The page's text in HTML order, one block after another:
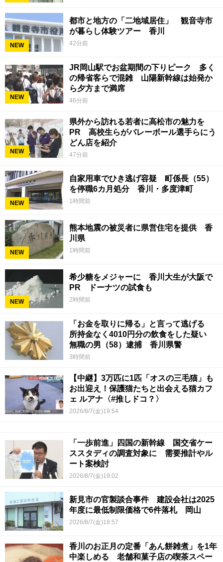
NEW
都市と地方の「二地域居住」 観音寺市
が暮らし体験ツアー 香川
42分前
NEW
JR岡山駅でお盆期間の下りピーク 多く
の帰省客らで混雑 山陽新幹線は始発か
ら夕方まで満席
46分前
NEW
県外から訪れる若者に高松市の魅力を
PR 高校生らがバレーボール選手らにう
どん店を紹介
47分前
NEW
自家用車でひき逃げ容疑 町係長（55）
を停職6カ月処分 香川・多度津町
1時間前
NEW
熊本地震の被災者に県営住宅を提供 香
川県
1時間前
NEW
希少糖をメジャーに 香川大生が大阪で
PR ドーナツの試食も
2時間前
「お金を取りに帰る」と言って逃げる
所持金なく4010円分の飲食をした疑い
無職の男（58）逮捕 香川県警
3時間前
【中継】3万匹に1匹「オスの三毛猫」も
お出迎え！保護猫たちと出会える猫カフ
ェ ルアナ〈#推しドコ？〉
2026/8/7(金)19:54
「一歩前進」四国の新幹線 国交省ケー
ススタディの調査対象に 需要推計やル
ート案検討
2026/8/7(金)19:02
新見市の官製談合事件 建設会社は2025
年度に最低制限価格で6件落札 岡山
2026/8/7(金)18:57
香川のお正月の定番「あん餅雑煮」を1年
中楽しめる 老舗和菓子店の喫茶スペー